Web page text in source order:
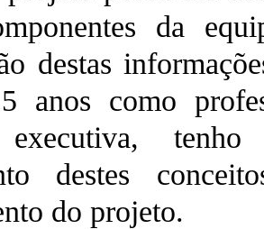
da
destas
anos como
executiva,
destes
do projeto.